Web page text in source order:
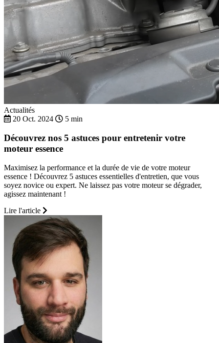
Actualités
20 Oct. 2024
5 min
Découvrez nos 5 astuces pour entretenir votre
moteur essence
Maximisez la performance et la durée de vie de votre moteur
essence ! Découvrez 5 astuces essentielles d'entretien, que vous
soyez novice ou expert. Ne laissez pas votre moteur se dégrader,
agissez maintenant !
Lire l'article